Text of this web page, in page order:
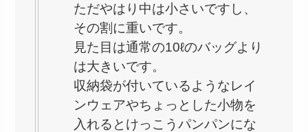
ただやはり中は小さいですし、
その割に重いです。
見た目は通常の10ℓのバッグより
は大きいです。
収納袋が付いているようなレイ
ンウェアやちょっとした小物を
入れるとけっこうパンパンにな